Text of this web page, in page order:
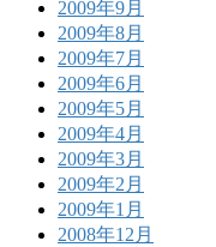
2009年9月
2009年8月
2009年7月
2009年6月
2009年5月
2009年4月
2009年3月
2009年2月
2009年1月
2008年12月